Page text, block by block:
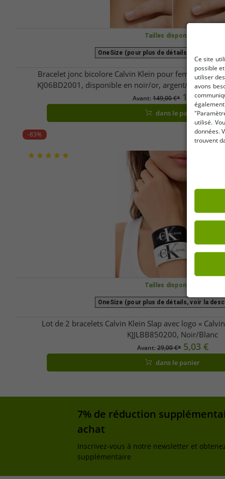
Tailles disponibles
OneSize (pour plus de détails, voir la
Bracelet jonc bicolore Calvin Klein pour femme, en
KJ06BD2001, disponible en noir/or, argent/or rose,
Avant:149,00 €* 10,07 €
dans le panier
-83%
Tailles disponibles
OneSize (pour plus de détails, voir la
Lot de 2 bracelets Calvin Klein Slap avec logo «
KJJLBB850200, Noir/Blanc
Avant:29,00 €* 5,03 €
dans le panier
7% de réduction
achat
Inscrivez-vous à notre newsletter et
supplémentaire
Ce site
possible
utiliser
avons
utilisé.
données.
trouvent